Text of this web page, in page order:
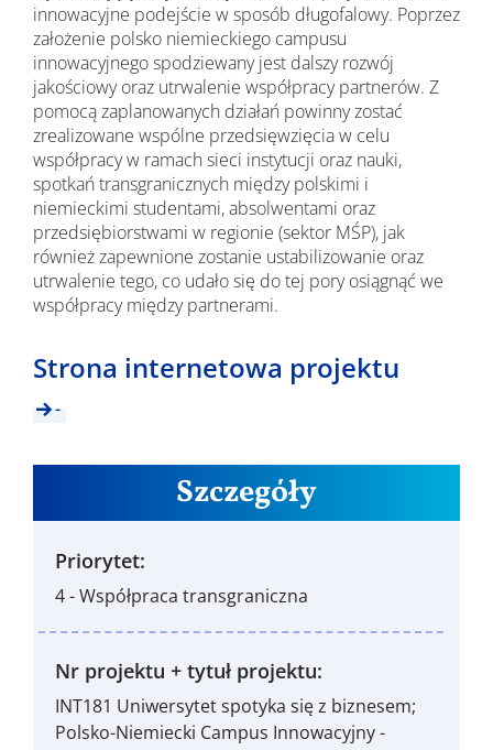
innowacyjne podejście w sposób długofalowy. Poprzez
założenie polsko niemieckiego campusu
innowacyjnego spodziewany jest dalszy rozwój
jakościowy oraz utrwalenie współpracy partnerów. Z
pomocą zaplanowanych działań powinny zostać
zrealizowane wspólne przedsięwzięcia w celu
współpracy w ramach sieci instytucji oraz nauki,
spotkań transgranicznych między polskimi i
niemieckimi studentami, absolwentami oraz
przedsiębiorstwami w regionie (sektor MŚP), jak
również zapewnione zostanie ustabilizowanie oraz
utrwalenie tego, co udało się do tej pory osiągnąć we
współpracy między partnerami.
Strona internetowa projektu
-
Szczegóły
Priorytet:
4 - Współpraca transgraniczna
Nr projektu + tytuł projektu:
INT181 Uniwersytet spotyka się z biznesem;
Polsko-Niemiecki Campus Innowacyjny -